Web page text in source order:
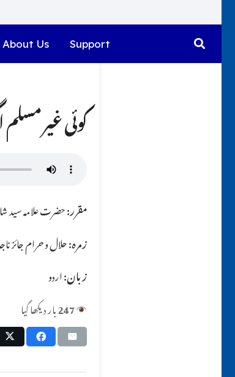
About Us Support
کوئی غیر مسلم
مقرر:حضرت علامہ سید
زمرہ:حلال و حرام جائز
زبان:اردو
247بار دیکھا گیا